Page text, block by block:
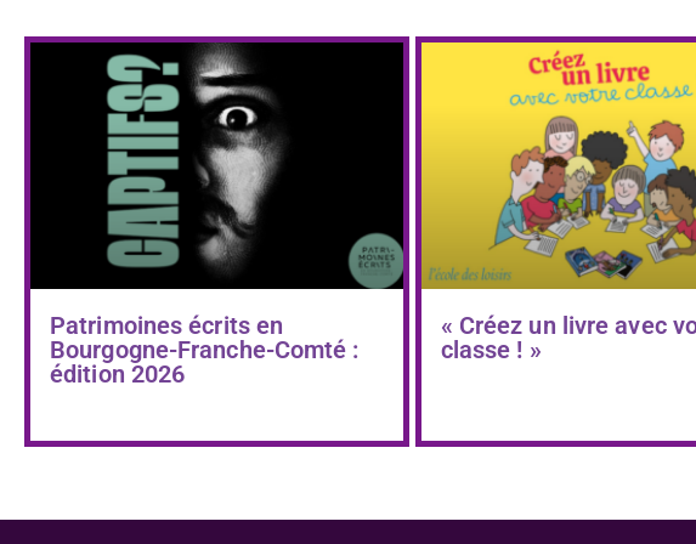
Patrimoines écrits en
Bourgogne-Franche-Comté :
édition 2026
« Créez un livre avec
classe ! »